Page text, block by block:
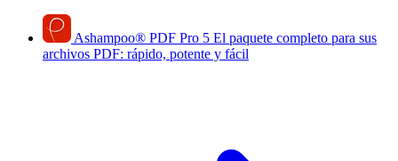
Ashampoo® PDF Pro 5 El paquete completo para sus
archivos PDF: rápido, potente y fácil